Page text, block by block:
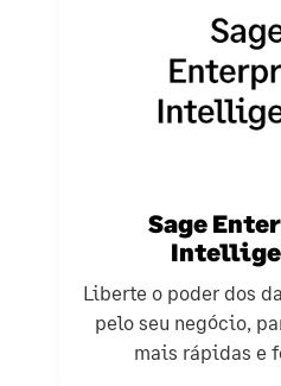
Sage
Liberte o poder dos
pelo seu negócio,
mais rápidas e